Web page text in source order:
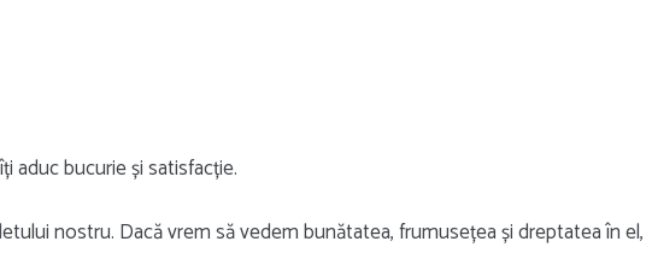
aduc bucurie și satisfacție.
nostru. Dacă vrem să vedem bunătatea, frumusețea și dreptatea în el,